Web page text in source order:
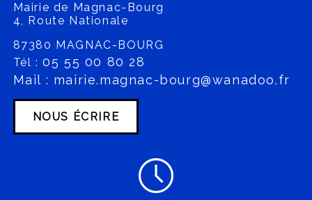
Mairie de Magnac-Bourg
4, Route Nationale
87380 MAGNAC-BOURG
Tél :05 55 00 80 28
Mail : mairie.magnac-bourg@wanadoo.fr
NOUS ÉCRIRE